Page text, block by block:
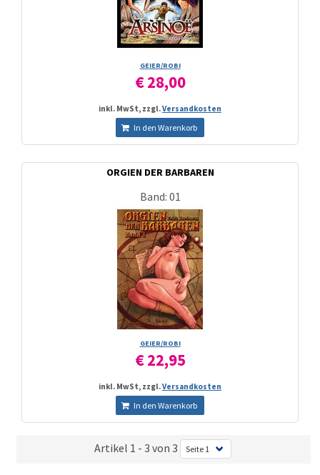
GEIER/­ROBI
€ 28,00
inkl. MwSt, zzgl.Versandkosten
In den Warenkorb
ORGIEN DER BARBAREN
Band: 01
GEIER/­ROBI
€ 22,95
inkl. MwSt, zzgl.Versandkosten
In den Warenkorb
Artikel 1 - 3 von 3